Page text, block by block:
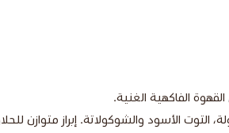
القهوة الفاكهية الغنية.
الأسود والشوكولاتة. إبراز متوازن